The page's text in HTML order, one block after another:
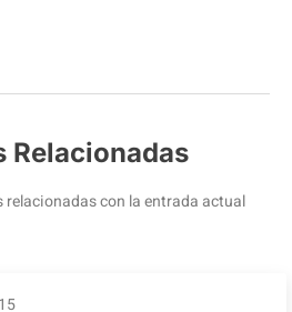
Relacionadas
con la entrada actual